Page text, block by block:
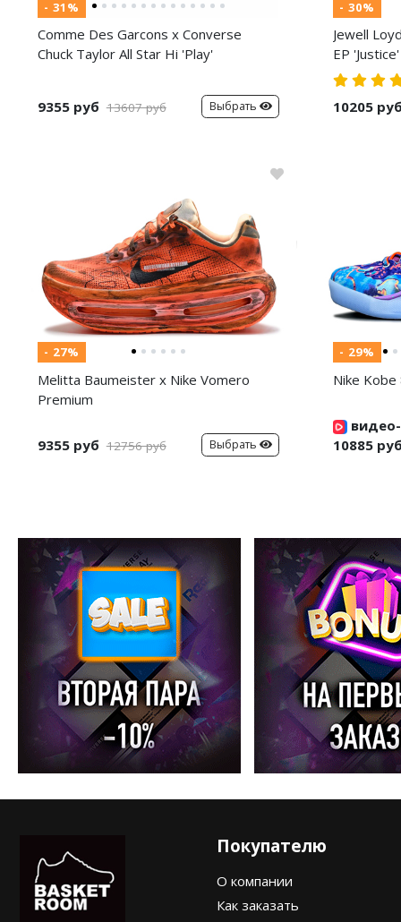
- 31%
Comme Des Garcons x Converse
Chuck Taylor All Star Hi 'Play'
9355 руб 13607 руб Выбрать
- 30%
Jewell
EP 'Justice'
10205 руб
- 27%
Melitta Baumeister x Nike Vomero
Premium
9355 руб 12756 руб Выбрать
- 29%
Nike
10885 руб
Покупателю
О компании
Как заказать